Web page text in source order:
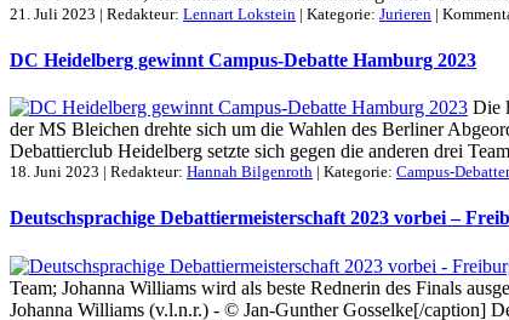
21. Juli 2023 | Redakteur: Lennart Lokstein | Kategorie: Jurieren |
DC Heidelberg gewinnt Campus-Debatte Hamburg 2023
Die
der MS Bleichen drehte sich um die Wahlen des Berliner
Debattierclub Heidelberg setzte sich gegen die anderen drei
18. Juni 2023 | Redakteur: Hannah Bilgenroth | Kategorie: Campus-
Deutschsprachige Debattiermeisterschaft 2023 vorbei –
Team; Johanna Williams wird als beste Rednerin des Finals
Johanna Williams (v.l.n.r.) - © Jan-Gunther Gosselke[/caption]